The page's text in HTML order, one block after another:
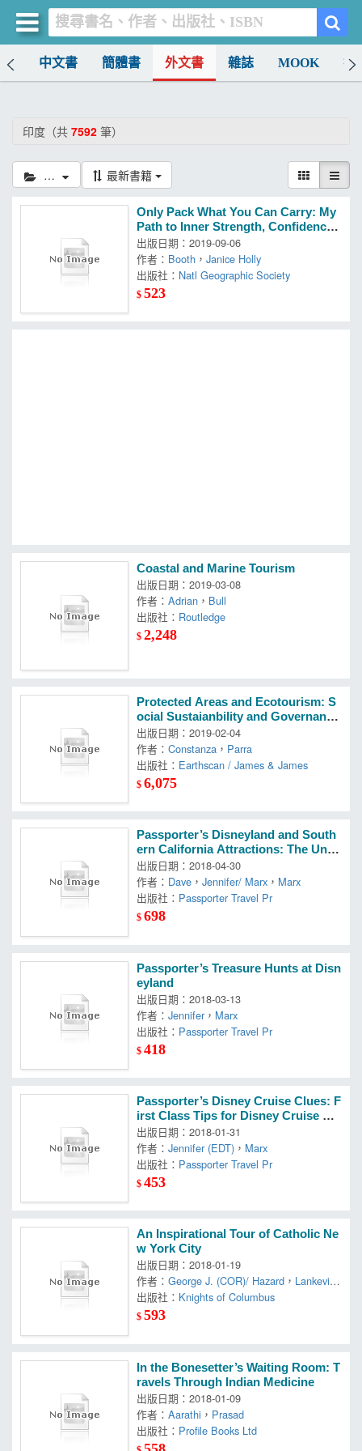
中文書 簡體書 外文書 雜誌 MOOK 找
印度（共 7592 筆）
印度 最新書籍
Only Pack What You Can Carry: My
Path to Inner Strength, Confidence,
and True Self-knowledge
出版日期：2019-09-06
作者： Booth ，Janice Holly
出版社： Natl Geographic Society
$523
Coastal and Marine Tourism
出版日期：2019-03-08
作者：Adrian ， Bull
出版社： Routledge
$2,248
Protected Areas and Ecotourism: S
ocial Sustaianbility and Governance
in Europe and the Americas
出版日期：2019-02-04
作者：Constanza ， Parra
出版社： Earthscan / James & James
$6,075
Passporter’s Disneyland and South
ern California Attractions: The Uniq
ue Travel Guide, Planner, Organizer,
Journal, and Keepsake!
出版日期：2018-04-30
作者： Dave ，Jennifer/ Marx ， Marx
出版社： Passporter Travel Pr
$698
Passporter’s Treasure Hunts at Disn
eyland
出版日期：2018-03-13
作者：Jennifer ， Marx
出版社： Passporter Travel Pr
$418
Passporter’s Disney Cruise Clues: F
irst Class Tips for Disney Cruise Lin
e Trips
出版日期：2018-01-31
作者：Jennifer (EDT) ， Marx
出版社： Passporter Travel Pr
$453
An Inspirational Tour of Catholic Ne
w York City
出版日期：2018-01-19
作者：George J. (COR)/ Hazard ， Lankevich
，Sharon
出版社： Knights of Columbus
$593
In the Bonesetter’s Waiting Room: T
ravels Through Indian Medicine
出版日期：2018-01-09
作者：Aarathi ， Prasad
出版社： Profile Books Ltd
買書網
書店暢銷榜
簡體書
外文書